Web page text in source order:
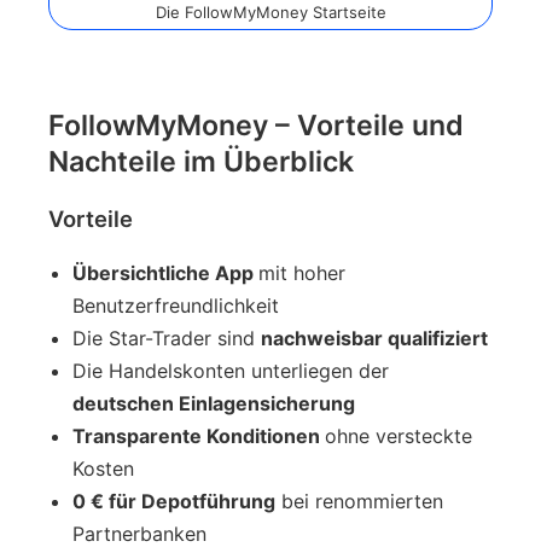
Die FollowMyMoney Startseite
FollowMyMoney – Vorteile und
Nachteile im Überblick
Vorteile
Übersichtliche App mit hoher
Benutzerfreundlichkeit
Die Star-Trader sind nachweisbar qualifiziert
Die Handelskonten unterliegen der
deutschen Einlagensicherung
Transparente Konditionen ohne versteckte
Kosten
0 € für Depotführung bei renommierten
Partnerbanken